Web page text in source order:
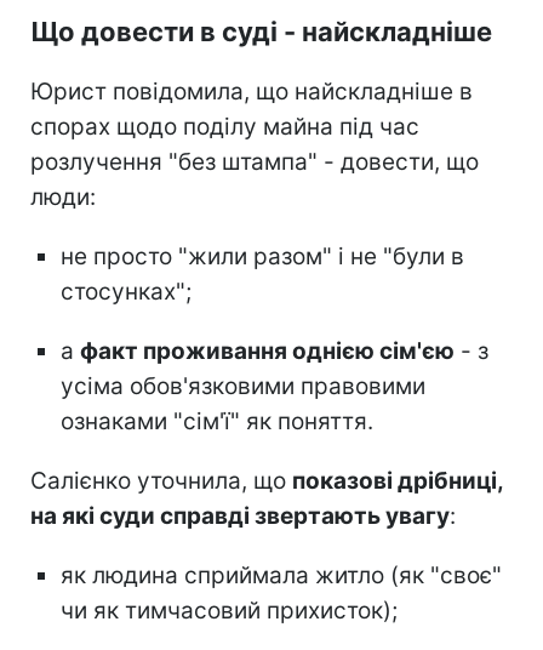
Що довести в суді - найскладніше
Юрист повідомила, що найскладніше в
спорах щодо поділу майна під час
розлучення "без штампа" - довести, що
люди:
не просто "жили разом" і не "були в
стосунках";
а факт проживання однією сім'єю - з
усіма обов'язковими правовими
ознаками "сім'ї" як поняття.
Салієнко уточнила, що показові дрібниці,
на які суди справді звертають увагу:
як людина сприймала житло (як "своє"
чи як тимчасовий прихисток);